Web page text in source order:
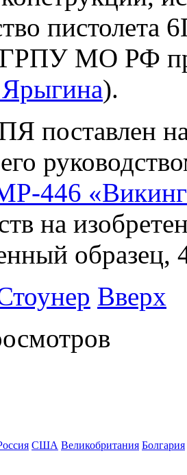
пистолета
МО РФ
Ярыгина).
поставлен
446
на
образец,
Вверх
США Великобритания Болгария